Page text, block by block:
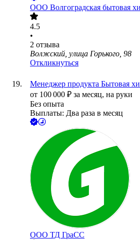
ООО Волгоградская бытовая
4.5
•
2 отзыва
Волжский, улица Горького, 98
Откликнуться
Менеджер продукта Бытовая
от 100 000 ₽ за месяц, на руки
Без опыта
Выплаты: Два раза в месяц
ООО ТД ГраСС